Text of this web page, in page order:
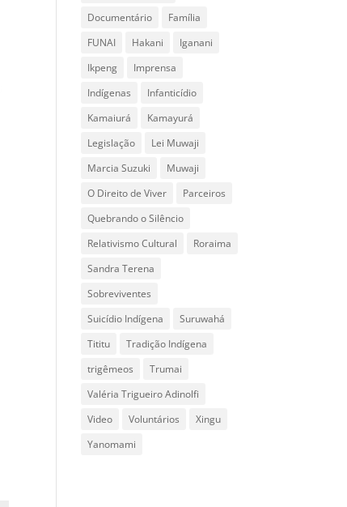
Documentário
Família
FUNAI
Hakani
Iganani
Ikpeng
Imprensa
Indígenas
Infanticídio
Kamaiurá
Kamayurá
Legislação
Lei Muwaji
Marcia Suzuki
Muwaji
O Direito de Viver
Parceiros
Quebrando o Silêncio
Relativismo Cultural
Roraima
Sandra Terena
Sobreviventes
Suicídio Indígena
Suruwahá
Tititu
Tradição Indígena
trigêmeos
Trumai
Valéria Trigueiro Adinolfi
Video
Voluntários
Xingu
Yanomami